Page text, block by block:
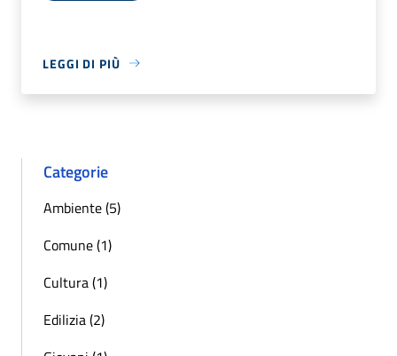
LEGGI DI PIÙ
Categorie
Ambiente (5)
Comune (1)
Cultura (1)
Edilizia (2)